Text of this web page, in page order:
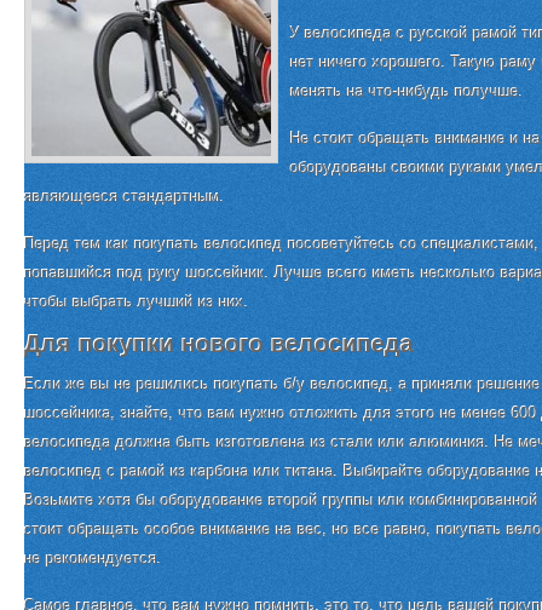
У велосипеда с русской рамой
нет ничего хорошего. Такую
менять на что-нибудь получше.
Не стоит обращать внимание и
оборудованы своими руками
являющееся стандартным.
Перед тем как покупать велосипед посоветуйтесь со
попавшийся под руку шоссейник. Лучше всего иметь несколько
чтобы выбрать лучший из них.
Для покупки нового велосипеда
Если же вы не решились покупать б/у велосипед, а приняли решение
шоссейника, знайте, что вам нужно отложить для этого не менее
велосипеда должна быть изготовлена из стали или алюминия. Не
велосипед с рамой из карбона или титана. Выбирайте оборудование
Возьмите хотя бы оборудование второй группы или
стоит обращать особое внимание на вес, но все равно, покупать
не рекомендуется.
Самое главное, что вам нужно помнить, это то, что цель вашей